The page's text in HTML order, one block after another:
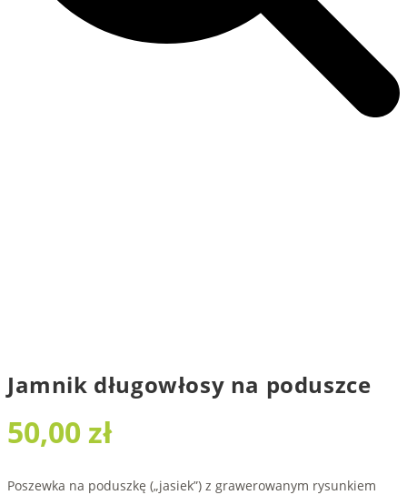
Jamnik długowłosy na poduszce
50,00 zł
Poszewka na poduszkę („jasiek”) z grawerowanym rysunkiem